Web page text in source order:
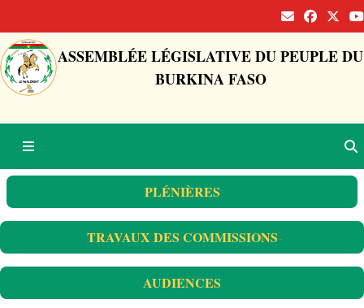
ASSEMBLÉE LÉGISLATIVE DU PEUPLE DU
BURKINA FASO
PLÉNIÈRES
TRAVAUX DES COMMISSIONS
AUDIENCES